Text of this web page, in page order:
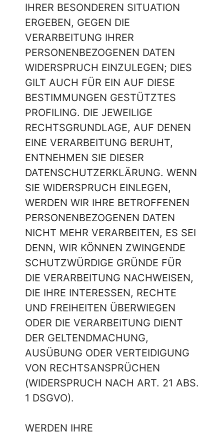
IHRER BESONDEREN SITUATION
ERGEBEN, GEGEN DIE
VERARBEITUNG IHRER
PERSONENBEZOGENEN DATEN
WIDERSPRUCH EINZULEGEN; DIES
GILT AUCH FÜR EIN AUF DIESE
BESTIMMUNGEN GESTÜTZTES
PROFILING. DIE JEWEILIGE
RECHTSGRUNDLAGE, AUF DENEN
EINE VERARBEITUNG BERUHT,
ENTNEHMEN SIE DIESER
DATENSCHUTZERKLÄRUNG. WENN
SIE WIDERSPRUCH EINLEGEN,
WERDEN WIR IHRE BETROFFENEN
PERSONENBEZOGENEN DATEN
NICHT MEHR VERARBEITEN, ES SEI
DENN, WIR KÖNNEN ZWINGENDE
SCHUTZWÜRDIGE GRÜNDE FÜR
DIE VERARBEITUNG NACHWEISEN,
DIE IHRE INTERESSEN, RECHTE
UND FREIHEITEN ÜBERWIEGEN
ODER DIE VERARBEITUNG DIENT
DER GELTENDMACHUNG,
AUSÜBUNG ODER VERTEIDIGUNG
VON RECHTSANSPRÜCHEN
(WIDERSPRUCH NACH ART. 21 ABS.
1 DSGVO).
WERDEN IHRE